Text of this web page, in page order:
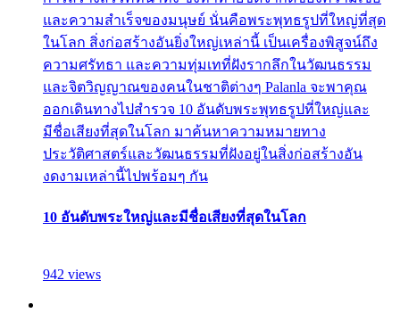
และความสำเร็จของมนุษย์ นั่นคือพระพุทธรูปที่ใหญ่ที่สุด
ในโลก สิ่งก่อสร้างอันยิ่งใหญ่เหล่านี้ เป็นเครื่องพิสูจน์ถึง
ความศรัทธา และความทุ่มเทที่ฝังรากลึกในวัฒนธรรม
และจิตวิญญาณของคนในชาติต่างๆ Palanla จะพาคุณ
ออกเดินทางไปสำรวจ 10 อันดับพระพุทธรูปที่ใหญ่และ
มีชื่อเสียงที่สุดในโลก มาค้นหาความหมายทาง
ประวัติศาสตร์และวัฒนธรรมที่ฝังอยู่ในสิ่งก่อสร้างอัน
งดงามเหล่านี้ไปพร้อมๆ กัน
10 อันดับพระใหญ่และมีชื่อเสียงที่สุดในโลก
942 views